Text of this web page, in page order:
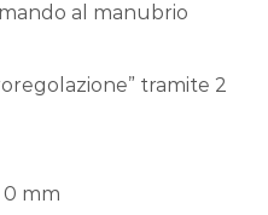
al manubrio
tramite 2
0 mm